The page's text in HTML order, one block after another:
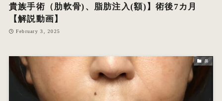
貴族手術（肋軟骨)、脂肪注入(額)】術後7カ月
【解説動画】
February 3, 2025
鼻